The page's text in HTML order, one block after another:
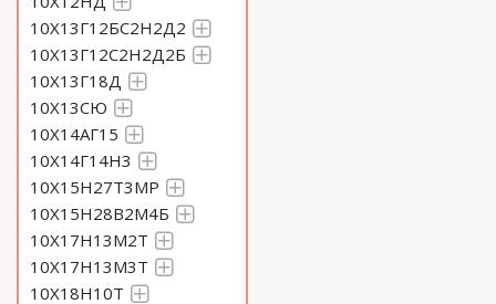
10Х13Г12БС2Н2Д2
10Х13Г12С2Н2Д2Б
10Х13Г18Д
10Х13СЮ
10Х14АГ15
10Х14Г14Н3
10Х15Н27Т3МР
10Х15Н28В2М4Б
10Х17Н13М2Т
10Х17Н13М3Т
10Х18Н10Т